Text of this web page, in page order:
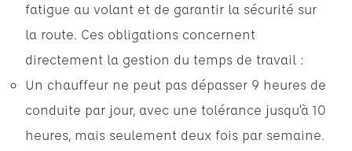
fatigue au volant et de garantir la sécurité sur
la route. Ces obligations concernent
directement la gestion du temps de travail :
Un chauffeur ne peut pas dépasser 9 heures de
conduite par jour, avec une tolérance jusqu’à 10
heures, mais seulement deux fois par semaine.